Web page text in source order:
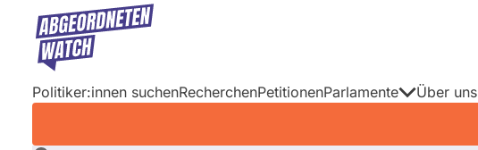
Direkt
Inhalt
Politiker:innen suchenRecherchenPetitionenParlamente Über uns